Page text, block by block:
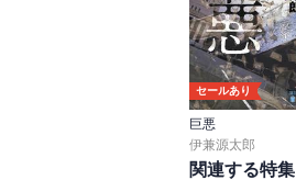
セールあり
巨悪
伊兼源太郎
関連する特集